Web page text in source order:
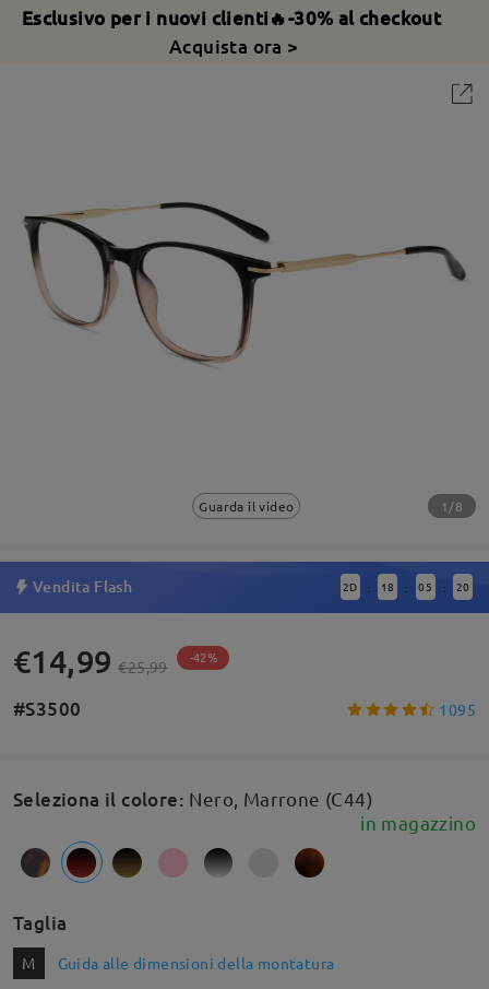
Esclusivo per i nuovi clienti🔥-30% al checkout
Acquista ora >
Guarda il video 1/8
Vendita Flash 2D : 18 : 05 : 19
€14,99 €25,99 -42%
#S3500 1095
Seleziona il colore: Nero, Marrone (C44)
in magazzino
Taglia
M Guida alle dimensioni della montatura